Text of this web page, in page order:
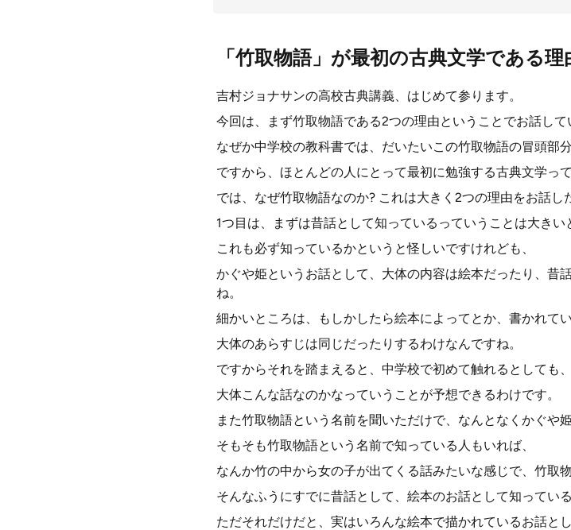
「竹取物語」が最初の古典文学である理
吉村ジョナサンの高校古典講義、はじめて参ります。
今回は、まず竹取物語である2つの理由ということでお話して
なぜか中学校の教科書では、だいたいこの竹取物語の冒頭部
ですから、ほとんどの人にとって最初に勉強する古典文学っ
では、なぜ竹取物語なのか? これは大きく2つの理由をお話し
1つ目は、まずは昔話として知っているっていうことは大きい
これも必ず知っているかというと怪しいですけれども、
かぐや姫というお話として、大体の内容は絵本だったり、昔
ね。
細かいところは、もしかしたら絵本によってとか、書かれて
大体のあらすじは同じだったりするわけなんですね。
ですからそれを踏まえると、中学校で初めて触れるとしても、
大体こんな話なのかなっていうことが予想できるわけです。
また竹取物語という名前を聞いただけで、なんとなくかぐや
そもそも竹取物語という名前で知っている人もいれば、
なんか竹の中から女の子が出てくる話みたいな感じで、竹取
そんなふうにすでに昔話として、絵本のお話として知ってい
ただそれだけだと、実はいろんな絵本で描かれているお話と